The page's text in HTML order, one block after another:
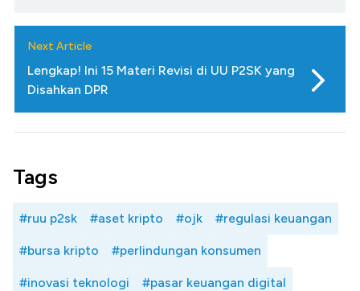
Next Article
Lengkap! Ini 15 Materi Revisi di UU P2SK yang
Disahkan DPR
Tags
#ruu p2sk #aset kripto #ojk #regulasi keuangan
#bursa kripto #perlindungan konsumen
#inovasi teknologi #pasar keuangan digital